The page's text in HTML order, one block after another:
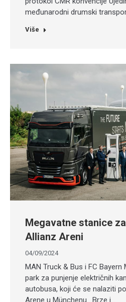
međunarodni drumski
Više
Megavatne stanice
Allianz Areni
04/09/2024
MAN Truck & Bus i FC Bayern
park za punjenje električnih
autobusa, koji će se nalaziti
Arene u Münchenu. Brze i…